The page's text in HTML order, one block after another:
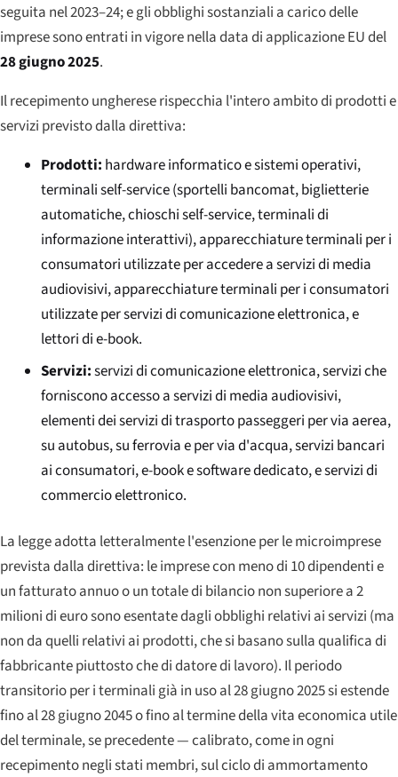
seguita nel 2023–24; e gli obblighi sostanziali a carico delle
imprese sono entrati in vigore nella data di applicazione EU del
28 giugno 2025.
Il recepimento ungherese rispecchia l'intero ambito di prodotti e
servizi previsto dalla direttiva:
Prodotti: hardware informatico e sistemi operativi,
terminali self-service (sportelli bancomat, biglietterie
automatiche, chioschi self-service, terminali di
informazione interattivi), apparecchiature terminali per i
consumatori utilizzate per accedere a servizi di media
audiovisivi, apparecchiature terminali per i consumatori
utilizzate per servizi di comunicazione elettronica, e
lettori di e-book.
Servizi:servizi di comunicazione elettronica, servizi che
forniscono accesso a servizi di media audiovisivi,
elementi dei servizi di trasporto passeggeri per via aerea,
su autobus, su ferrovia e per via d'acqua, servizi bancari
ai consumatori, e-book e software dedicato, e servizi di
commercio elettronico.
La legge adotta letteralmente l'esenzione per le microimprese
prevista dalla direttiva: le imprese con meno di 10 dipendenti e
un fatturato annuo o un totale di bilancio non superiore a 2
milioni di euro sono esentate dagli obblighi relativi ai servizi (ma
non da quelli relativi ai prodotti, che si basano sulla qualifica di
fabbricante piuttosto che di datore di lavoro). Il periodo
transitorio per i terminali già in uso al 28 giugno 2025 si estende
fino al 28 giugno 2045 o fino al termine della vita economica utile
del terminale, se precedente — calibrato, come in ogni
recepimento negli stati membri, sul ciclo di ammortamento